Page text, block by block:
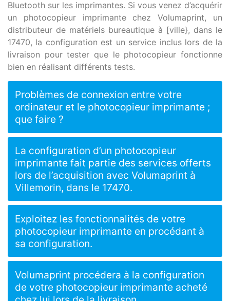
Bluetooth sur les imprimantes. Si vous venez d’acquérir
un photocopieur imprimante chez Volumaprint, un
distributeur de matériels bureautique à [ville}, dans le
17470, la configuration est un service inclus lors de la
livraison pour tester que le photocopieur fonctionne
bien en réalisant différents tests.
Problèmes de connexion entre votre
ordinateur et le photocopieur imprimante ;
que faire ?
La configuration d’un photocopieur
imprimante fait partie des services offerts
lors de l’acquisition avec Volumaprint à
Villemorin, dans le 17470.
Exploitez les fonctionnalités de votre
photocopieur imprimante en procédant à
sa configuration.
Volumaprint procédera à la configuration
de votre photocopieur imprimante acheté